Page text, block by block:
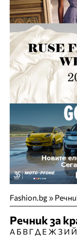
Fashion.bg»
Речник за
А Б В ГД Е Ж З И Й